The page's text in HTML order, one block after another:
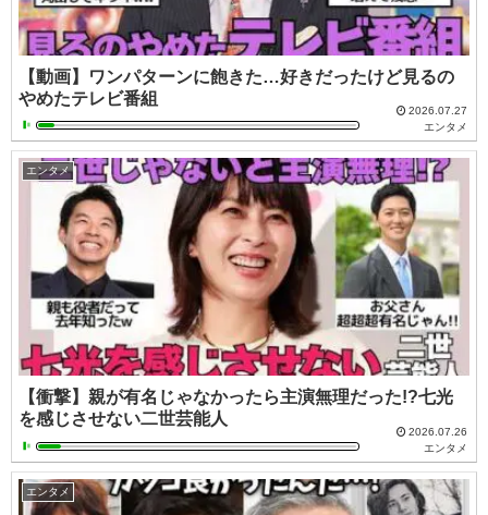
【動画】ワンパターンに飽きた…好きだったけど見るの
やめたテレビ番組
2026.07.27
エンタメ
エンタメ
【衝撃】親が有名じゃなかったら主演無理だった!?七光
を感じさせない二世芸能人
2026.07.26
エンタメ
エンタメ